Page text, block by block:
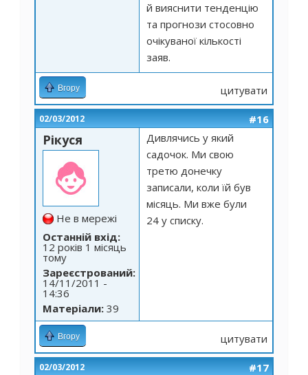
й вияснити тенденцію
та прогнози стосовно
очікуваної кількості
заяв.
Вгору цитувати
02/03/2012 #16
Рікуся
Не в мережі
Останній вхід:
12 років 1 місяць
тому
Зареєстрований:
14/11/2011 -
14:36
Матеріали: 39
Дивлячись у який
садочок. Ми свою
третю донечку
записали, коли їй був
місяць. Ми вже були
24 у списку.
Вгору цитувати
02/03/2012 #17